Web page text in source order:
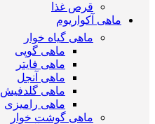
قرص غذا
ماهی آکواریوم
ماهی گیاه خوار
ماهی گوپی
ماهی فایتر
ماهی آنجل
ماهی گلدفیش
ماهی رامیزی
ماهی گوشت خوار